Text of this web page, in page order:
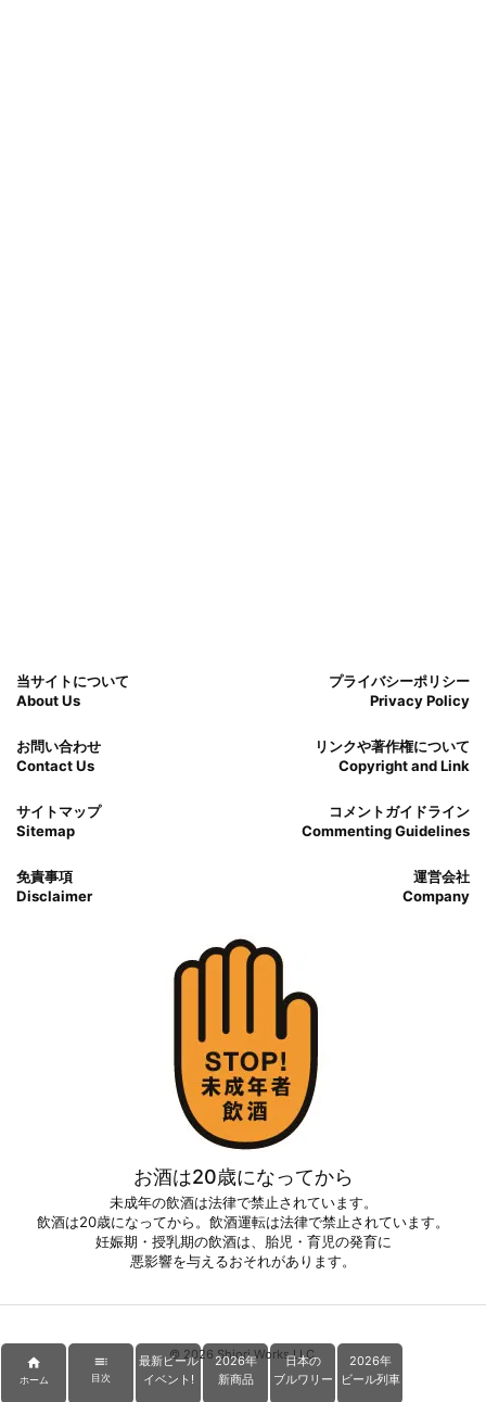
当サイトについて
About Us
プライバシーポリシー
Privacy Policy
お問い合わせ
Contact Us
リンクや著作権について
Copyright and Link
サイトマップ
Sitemap
コメントガイドライン
Commenting Guidelines
免責事項
Disclaimer
運営会社
Company
お酒は20歳になってから
未成年の飲酒は法律で禁止されています。
飲酒は20歳になってから。飲酒運転は法律で禁止されています。
妊娠期・授乳期の飲酒は、胎児・育児の発育に
悪影響を与えるおそれがあります。
© 2026 Shiori Works LLC.

ホーム

目次
最新ビール
イベント!
2026年
新商品
日本の
ブルワリー
2026年
ビール列車